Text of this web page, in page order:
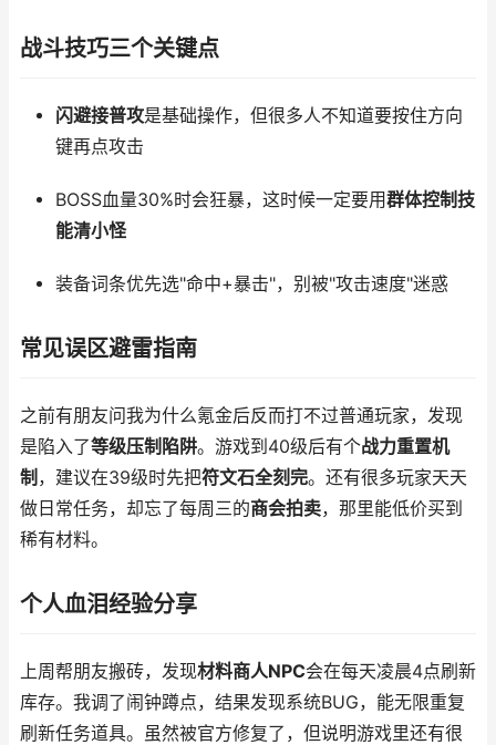
战斗技巧三个关键点
闪避接普攻是基础操作，但很多人不知道要按住方向
键再点攻击
BOSS血量30%时会狂暴，这时候一定要用群体控制技
能清小怪
装备词条优先选"命中+暴击"，别被"攻击速度"迷惑
常见误区避雷指南
之前有朋友问我为什么氪金后反而打不过普通玩家，发现
是陷入了等级压制陷阱。游戏到40级后有个战力重置机
制 ，建议在39级时先把符文石全刻完。还有很多玩家天天
做日常任务，却忘了每周三的商会拍卖，那里能低价买到
稀有材料。
个人血泪经验分享
上周帮朋友搬砖，发现材料商人NPC会在每天凌晨4点刷新
库存。我调了闹钟蹲点，结果发现系统BUG，能无限重复
刷新任务道具。虽然被官方修复了，但说明游戏里还有很